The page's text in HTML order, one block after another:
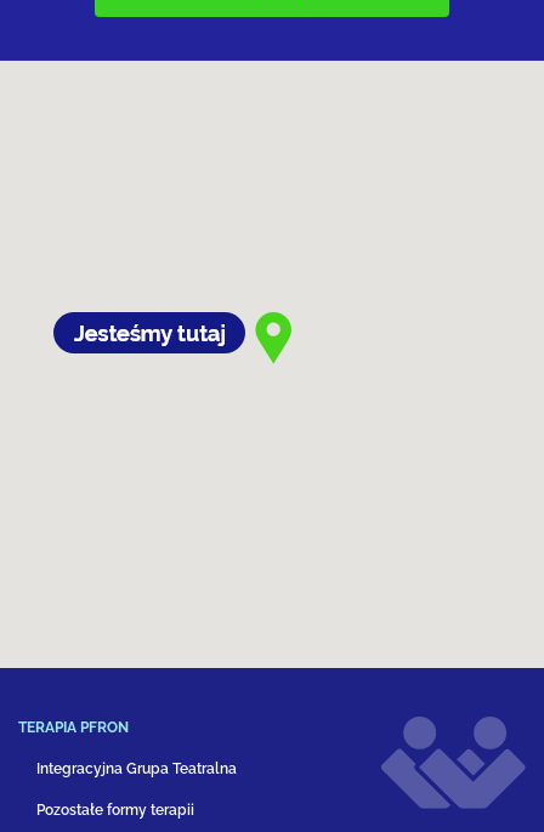
TERAPIA PFRON
Integracyjna Grupa Teatralna
Pozostałe formy terapii